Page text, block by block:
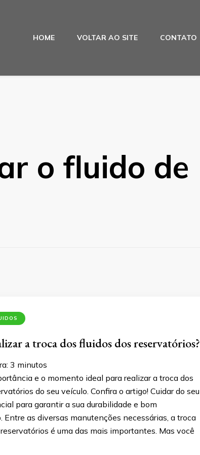
HOME VOLTAR AO SITE CONTATO
o fluido de
a troca dos fluidos dos reservatórios?
3 minutos
e o momento ideal para realizar a troca dos
do seu veículo. Confira o artigo! Cuidar do seu
para garantir a sua durabilidade e bom
Entre as diversas manutenções necessárias, a troca
é uma das mais importantes. Mas você